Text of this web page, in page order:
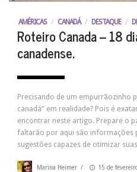
AMÉRICAS / CANADÁ / DESTAQUE /
Roteiro Canada – 18
canadense.
Precisando de um empurrãozinho
canadá” em realidade? Pois é
encontrar neste artigo. Prepare o
faltarão por aqui são informações
sugestões capazes de otimizar
Marina Heimer / 15 de